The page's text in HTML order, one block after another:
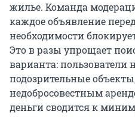
жилье. Команда
каждое объявление
необходимости
Это в разы упрощает
варианта: пользователи
подозрительные
недобросовестным
деньги сводится к